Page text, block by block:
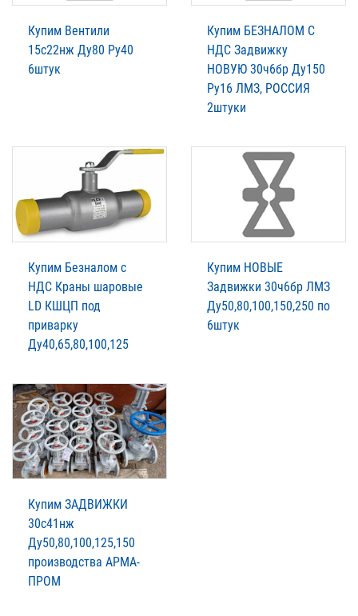
Купим Вентили
15с22нж Ду80 Ру40
6штук
Купим БЕЗНАЛОМ С
НДС Задвижку
НОВУЮ 30ч6бр Ду150
Ру16 ЛМЗ, РОССИЯ
2штуки
Купим Безналом с
НДС Краны шаровые
LD КШЦП под
приварку
Ду40,65,80,100,125
Купим НОВЫЕ
Задвижки 30ч6бр ЛМЗ
Ду50,80,100,150,250 по
6штук
Купим ЗАДВИЖКИ
30с41нж
Ду50,80,100,125,150
производства АРМА-
ПРОМ